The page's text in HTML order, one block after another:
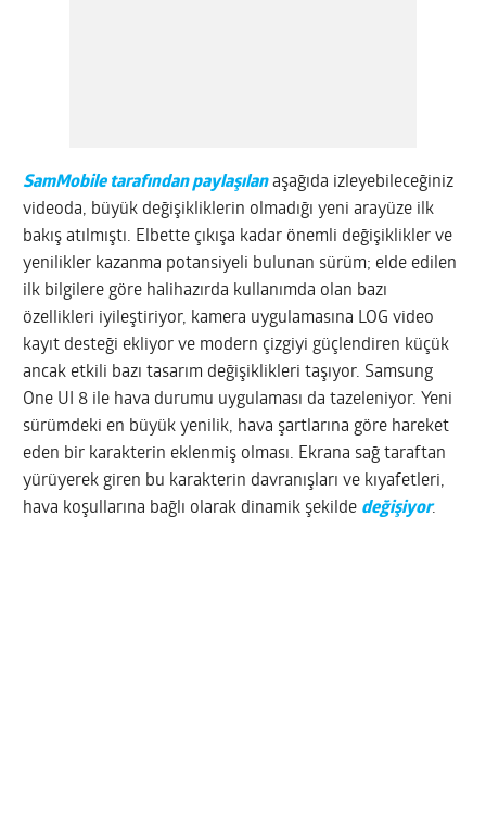
SamMobile tarafından paylaşılanaşağıda izleyebileceğiniz
videoda, büyük değişikliklerin olmadığı yeni arayüze ilk
bakış atılmıştı. Elbette çıkışa kadar önemli değişiklikler ve
yenilikler kazanma potansiyeli bulunan sürüm; elde edilen
ilk bilgilere göre halihazırda kullanımda olan bazı
özellikleri iyileştiriyor, kamera uygulamasına LOG video
kayıt desteği ekliyor ve modern çizgiyi güçlendiren küçük
ancak etkili bazı tasarım değişiklikleri taşıyor. Samsung
One UI 8 ile hava durumu uygulaması da tazeleniyor. Yeni
sürümdeki en büyük yenilik, hava şartlarına göre hareket
eden bir karakterin eklenmiş olması. Ekrana sağ taraftan
yürüyerek giren bu karakterin davranışları ve kıyafetleri,
hava koşullarına bağlı olarak dinamik şekilde değişiyor.